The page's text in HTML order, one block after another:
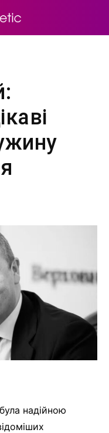
надійною